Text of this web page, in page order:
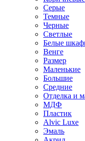
Серые
Темные
Черные
Светлые
Белые
Венге
Размер
Маленькие
Большие
Средние
Отделка и
МДФ
Пластик
Alvic Luxe
Эмаль